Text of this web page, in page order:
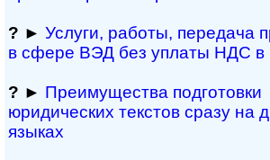
? ► Услуги, работы, пе­ре­да­ча
в сфере ВЭД без уплаты НДС
? ► Преимущества под­гото­вки
юри­ди­чес­ких тек­с­тов сразу на
языках